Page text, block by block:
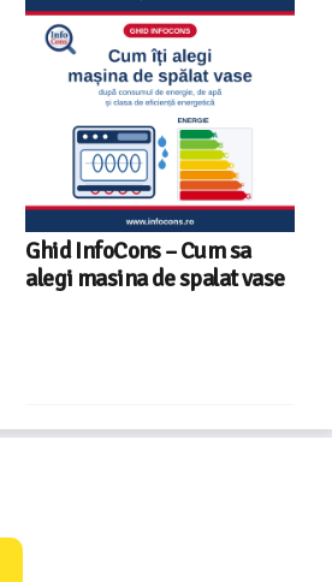
Ghid InfoCons – Cum sa
alegi masina de spalat vase